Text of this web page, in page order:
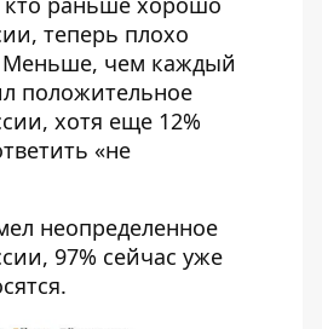
теперь плохо
Меньше, чем каждый
положительное
хотя еще 12%
«не
неопределенное
97% сейчас уже